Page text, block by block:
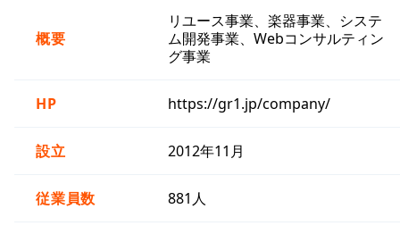
概要
リユース事業、楽器事業、システ
ム開発事業、Webコンサルティン
グ事業
HP https://gr1.jp/company/
設立 2012年11月
従業員数 881人